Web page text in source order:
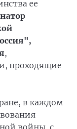
ее
,
проходящие
в каждом